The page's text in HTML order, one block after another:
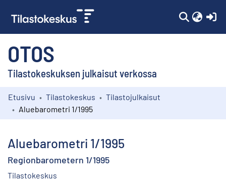
OTOS
Tilastokeskuksen julkaisut verkossa
Kokoelmat
Etusivu Tilastokeskus
Tilastojulkaisut
Aluebarometri 1/1995
Aluebarometri 1/1995
Regionbarometern 1/1995
Tilastokeskus